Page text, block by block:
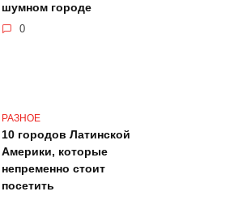
шумном городе
0
РАЗНОЕ
10 городов Латинской
Америки, которые
непременно стоит
посетить